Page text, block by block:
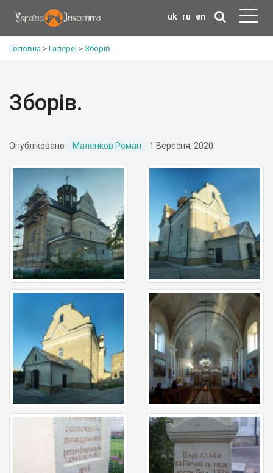
uk ru en
Головна > Галереї> Зборів.
Зборів.
Опубліковано Маленков Роман 1 Вересня, 2020